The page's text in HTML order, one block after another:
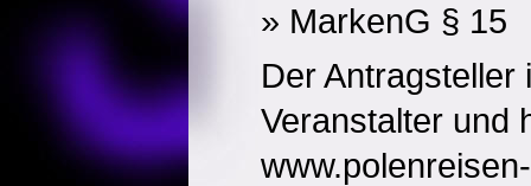
» MarkenG § 15
Der Antragsteller
Veranstalter und